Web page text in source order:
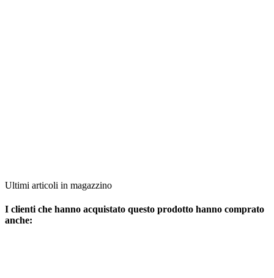
Ultimi articoli in magazzino
I clienti che hanno acquistato questo prodotto hanno comprato
anche: